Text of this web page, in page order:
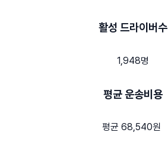
활성 드라이버수
1,948명
평균 운송비용
평균 68,540원